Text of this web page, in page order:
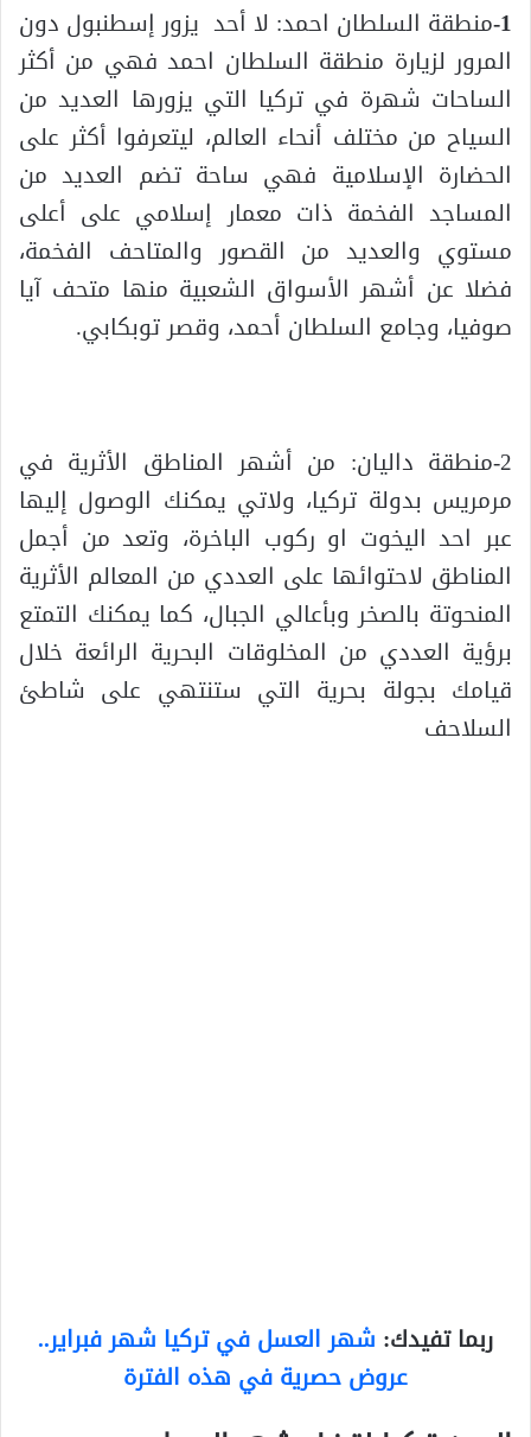
1- منطقة السلطان احمد: لا أحد يزور إسطنبول دون
المرور لزيارة منطقة السلطان احمد فهي من أكثر
الساحات شهرة في تركيا التي يزورها العديد من
السياح من مختلف أنحاء العالم، ليتعرفوا أكثر على
الحضارة الإسلامية فهي ساحة تضم العديد من
المساجد الفخمة ذات معمار إسلامي على أعلى
مستوي والعديد من القصور والمتاحف الفخمة،
فضلا عن أشهر الأسواق الشعبية منها متحف آيا
صوفيا، وجامع السلطان أحمد، وقصر توبكابي.
2-منطقة داليان: من أشهر المناطق الأثرية في
مرمريس بدولة تركيا، ولاتي يمكنك الوصول إليها
عبر احد اليخوت او ركوب الباخرة، وتعد من أجمل
المناطق لاحتوائها على العددي من المعالم الأثرية
المنحوتة بالصخر وبأعالي الجبال، كما يمكنك التمتع
برؤية العددي من المخلوقات البحرية الرائعة خلال
قيامك بجولة بحرية التي ستنتهي على شاطئ
السلاحف
ربما تفيدك: شهر العسل في تركيا شهر فبراير..
عروض حصرية في هذه الفترة